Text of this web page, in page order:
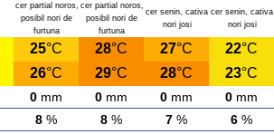
cer partial noros,
posibil nori de
furtuna
cer partial noros,
posibil nori de
furtuna
cer senin, cativa
nori josi
cer senin, cativa
nori josi
25°C 28°C 27°C 22°C
26°C 29°C 28°C 23°C
0mm 0mm 0mm 0mm
8% 8% 7% 6%